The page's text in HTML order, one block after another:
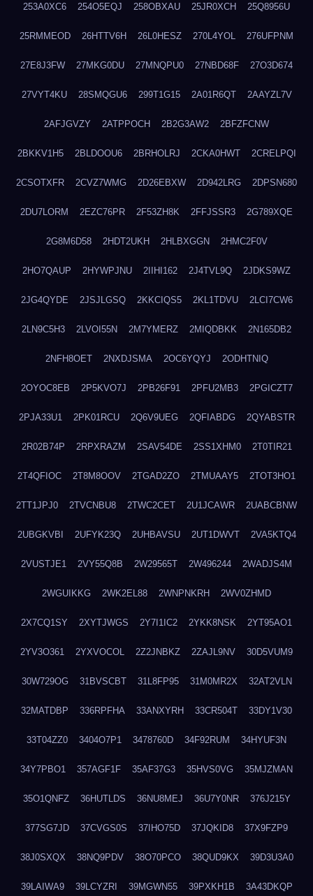
253A0XC6 254O5EQJ 258OBXAU 25JR0XCH 25Q8956U
25RMMEOD 26HTTV6H 26L0HESZ 270L4YOL 276UFPNM
27E8J3FW 27MKG0DU 27MNQPU0 27NBD68F 27O3D674
27VYT4KU 28SMQGU6 299T1G15 2A01R6QT 2AAYZL7V
2AFJGVZY 2ATPPOCH 2B2G3AW2 2BFZFCNW
2BKKV1H5 2BLDOOU6 2BRHOLRJ 2CKA0HWT 2CRELPQI
2CSOTXFR 2CVZ7WMG 2D26EBXW 2D942LRG 2DPSN680
2DU7LORM 2EZC76PR 2F53ZH8K 2FFJSSR3 2G789XQE
2G8M6D58 2HDT2UKH 2HLBXGGN 2HMC2F0V
2HO7QAUP 2HYWPJNU 2IIHI162 2J4TVL9Q 2JDKS9WZ
2JG4QYDE 2JSJLGSQ 2KKCIQS5 2KL1TDVU 2LCI7CW6
2LN9C5H3 2LVOI55N 2M7YMERZ 2MIQDBKK 2N165DB2
2NFH8OET 2NXDJSMA 2OC6YQYJ 2ODHTNIQ
2OYOC8EB 2P5KVO7J 2PB26F91 2PFU2MB3 2PGICZT7
2PJA33U1 2PK01RCU 2Q6V9UEG 2QFIABDG 2QYABSTR
2R02B74P 2RPXRAZM 2SAV54DE 2SS1XHM0 2T0TIR21
2T4QFIOC 2T8M8OOV 2TGAD2ZO 2TMUAAY5 2TOT3HO1
2TT1JPJ0 2TVCNBU8 2TWC2CET 2U1JCAWR 2UABCBNW
2UBGKVBI 2UFYK23Q 2UHBAVSU 2UT1DWVT 2VA5KTQ4
2VUSTJE1 2VY55Q8B 2W29565T 2W496244 2WADJS4M
2WGUIKKG 2WK2EL88 2WNPNKRH 2WV0ZHMD
2X7CQ1SY 2XYTJWGS 2Y7I1IC2 2YKK8NSK 2YT95AO1
2YV3O361 2YXVOCOL 2Z2JNBKZ 2ZAJL9NV 30D5VUM9
30W729OG 31BVSCBT 31L8FP95 31M0MR2X 32AT2VLN
32MATDBP 336RPFHA 33ANXYRH 33CR504T 33DY1V30
33T04ZZ0 3404O7P1 3478760D 34F92RUM 34HYUF3N
34Y7PBO1 357AGF1F 35AF37G3 35HVS0VG 35MJZMAN
35O1QNFZ 36HUTLDS 36NU8MEJ 36U7Y0NR 376J215Y
377SG7JD 37CVGS0S 37IHO75D 37JQKID8 37X9FZP9
38J0SXQX 38NQ9PDV 38O70PCO 38QUD9KX 39D3U3A0
39LAIWA9 39LCYZRI 39MGWN55 39PXKH1B 3A43DKQP